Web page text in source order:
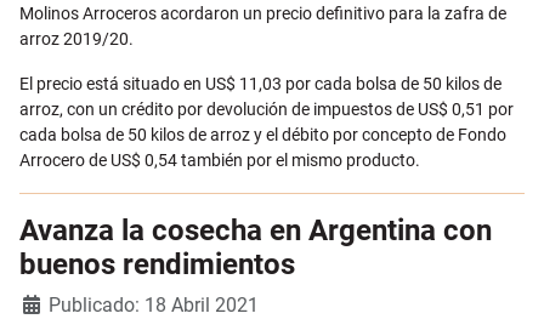
Molinos Arroceros acordaron un precio definitivo para la zafra de
arroz 2019/20.
El precio está situado en US$ 11,03 por cada bolsa de 50 kilos de
arroz, con un crédito por devolución de impuestos de US$ 0,51 por
cada bolsa de 50 kilos de arroz y el débito por concepto de Fondo
Arrocero de US$ 0,54 también por el mismo producto.
Avanza la cosecha en Argentina con
buenos rendimientos
DetallesPublicado: 18 Abril 2021